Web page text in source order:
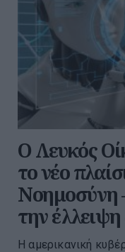
Ο Λευκός
το νέο
Νοημοσύνη
την
Η αμερικανική